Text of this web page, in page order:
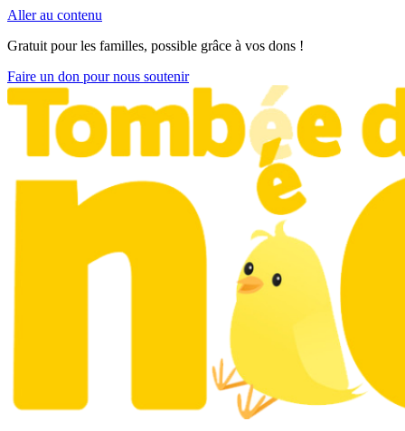
Aller au contenu
Gratuit pour les familles, possible grâce à vos dons !
Faire un don pour nous soutenir